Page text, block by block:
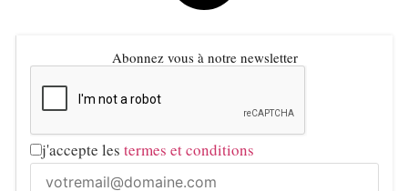
Abonnez vous à notre newsletter
j'accepte les termes et conditions